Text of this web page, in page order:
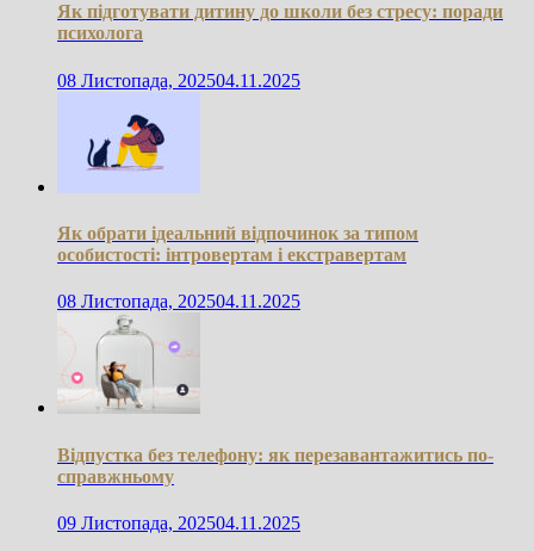
Як підготувати дитину до школи без стресу: поради
психолога
08 Листопада, 202504.11.2025
Як обрати ідеальний відпочинок за типом
особистості: інтровертам і екстравертам
08 Листопада, 202504.11.2025
Відпустка без телефону: як перезавантажитись по-
справжньому
09 Листопада, 202504.11.2025